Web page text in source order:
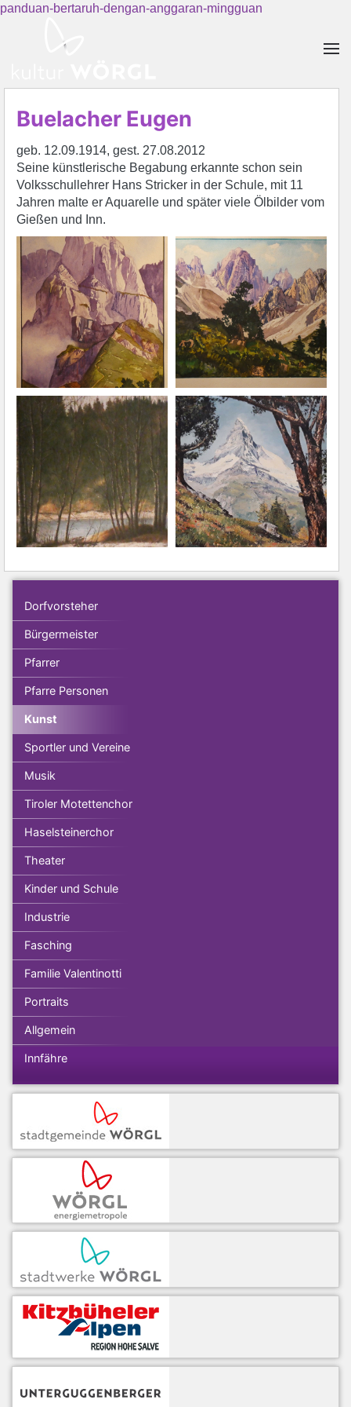
panduan-bertaruh-dengan-anggaran-mingguan
Buelacher Eugen
geb. 12.09.1914, gest. 27.08.2012
Seine künstlerische Begabung erkannte schon sein
Volksschullehrer Hans Stricker in der Schule, mit 11
Jahren malte er Aquarelle und später viele Ölbilder vom
Gießen und Inn.
Dorfvorsteher
Bürgermeister
Pfarrer
Pfarre Personen
Kunst
Sportler und Vereine
Musik
Tiroler Motettenchor
Haselsteinerchor
Theater
Kinder und Schule
Industrie
Fasching
Familie Valentinotti
Portraits
Allgemein
Innfähre